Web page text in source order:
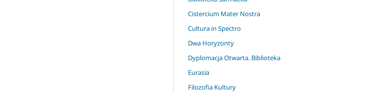
Cistercium Mater Nostra
Cultura in Spectro
Dwa Horyzonty
Dyplomacja Otwarta. Biblioteka
Eurasia
Filozofia Kultury